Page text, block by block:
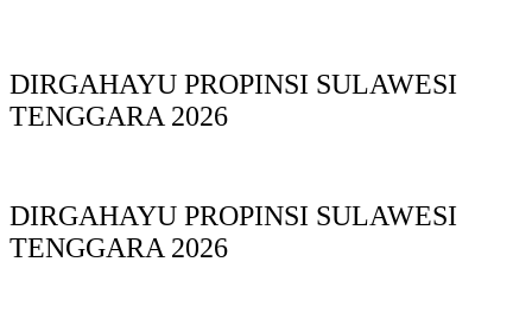
DIRGAHAYU PROPINSI SULAWESI
TENGGARA 2026
DIRGAHAYU PROPINSI SULAWESI
TENGGARA 2026